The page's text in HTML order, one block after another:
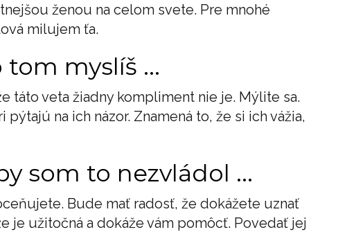
ženou na celom svete. Pre mnohé
milujem ťa.
myslíš ...
táto veta žiadny kompliment nie je. Mýlite sa.
na ich názor. Znamená to, že si ich vážia,
som to nezvládol ...
Bude mať radosť, že dokážete uznať
je užitočná a dokáže vám pomôcť. Povedať jej